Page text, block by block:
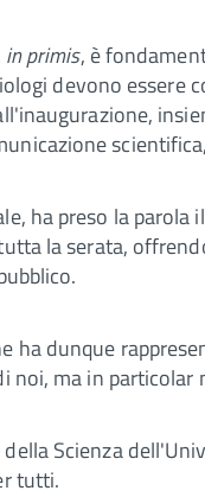
in primis, è
devono essere
ha preso la parola
la serata,
ha dunque
noi, ma in
Scienza
tutti.